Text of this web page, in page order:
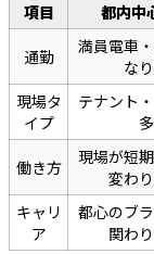
項目 都内中
通勤
満員電車
な
現場タ
イプ
テナント
働き方
現場が短
変わ
キャリ
ア
都心のブ
関わ